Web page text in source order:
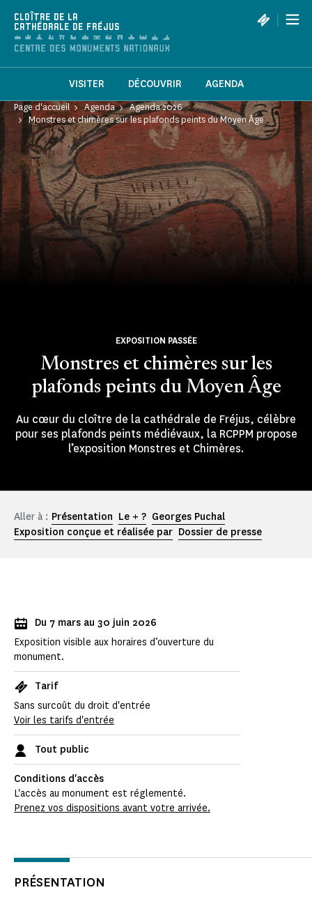
CLOÎTRE DE LA
CATHÉDRALE DE FRÉJUS
|
VISITER DÉCOUVRIR AGENDA
Page d'accueil Agenda
Agenda 2026
Monstres et chimères sur les plafonds peints du Moyen Âge
Monstres et chimères sur les
plafonds peints du Moyen Âge
EXPOSITION PASSÉE
Au cœur du cloître de la cathédrale de Fréjus, célèbre
pour ses plafonds peints médiévaux, la RCPPM propose
l’exposition Monstres et Chimères.
Aller à : Présentation Le + ? Georges Puchal
Exposition conçue et réalisée par Dossier de presse
Du 7 mars au 30 juin 2026
Exposition visible aux horaires d’ouverture du
monument.
Tarif
Sans surcoût du droit d'entrée
Voir les tarifs d'entrée
Tout public
Conditions d'accès
L'accès au monument est réglementé.
Prenez vos dispositions avant votre arrivée.
PRÉSENTATION